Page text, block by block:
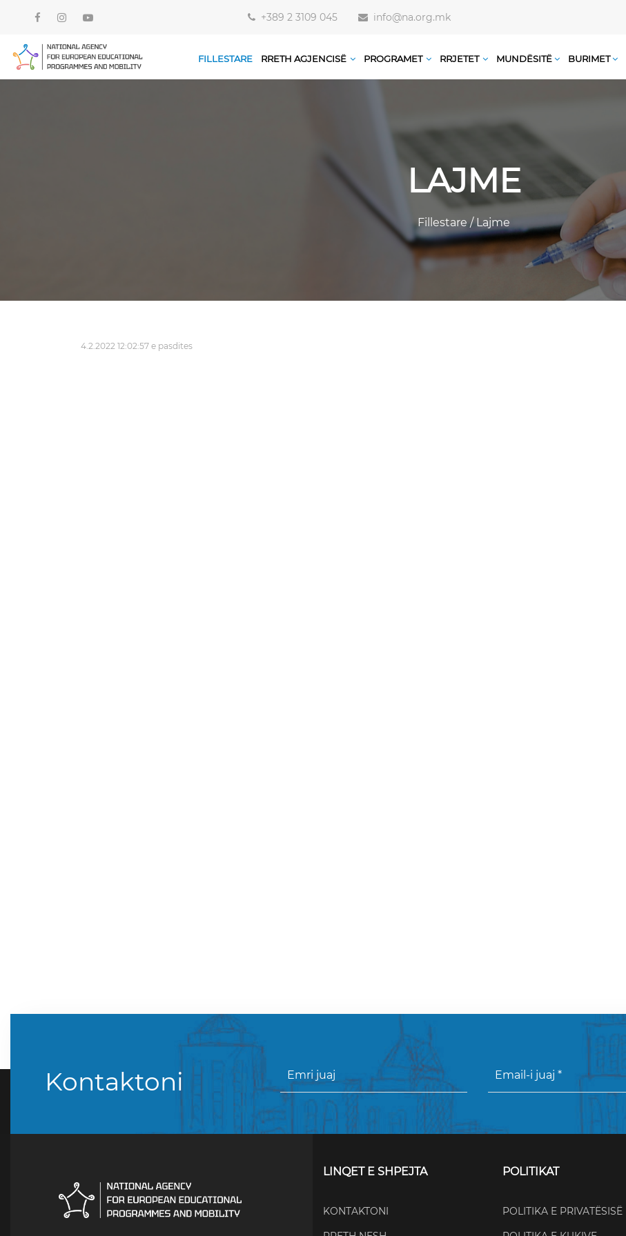
+389 2 3109 045 info@na.org.mk
FILLESTARE RRETH AGJENCISË PROGRAMET RRJETET MUNDËSITË BURIMET
LAJME
Fillestare/Lajme
4.2.2022 12:02:57 e pasdites
Kontaktoni
LINQET E SHPEJTA
KONTAKTONI
POLITIKAT
POLITIKA E PRIVATËSISË